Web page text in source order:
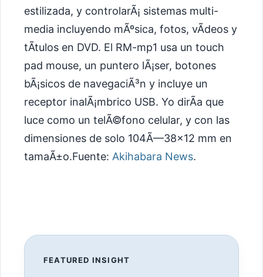
estilizada, y controlarÃ¡ sistemas multi-
media incluyendo mÃºsica, fotos, vÃ­deos y
tÃ­tulos en DVD. El RM-mp1 usa un touch
pad mouse, un puntero lÃ¡ser, botones
bÃ¡sicos de navegaciÃ³n y incluye un
receptor inalÃ¡mbrico USB. Yo dirÃ­a que
luce como un telÃ©fono celular, y con las
dimensiones de solo 104Ã—38×12 mm en
tamaÃ±o.Fuente: Akihabara News.
FEATURED INSIGHT